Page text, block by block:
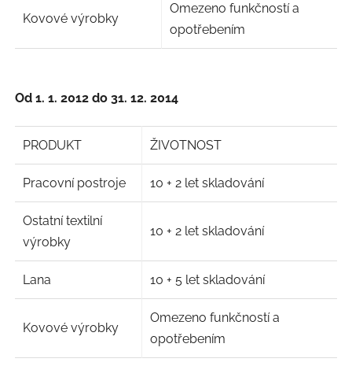
Kovové výrobky
Omezeno funkčností a
opotřebením
Od 1. 1. 2012 do 31. 12. 2014
PRODUKT ŽIVOTNOST
Pracovní postroje 10 + 2 let skladování
Ostatní textilní
výrobky
10 + 2 let skladování
Lana 10 + 5 let skladování
Kovové výrobky
Omezeno funkčností a
opotřebením